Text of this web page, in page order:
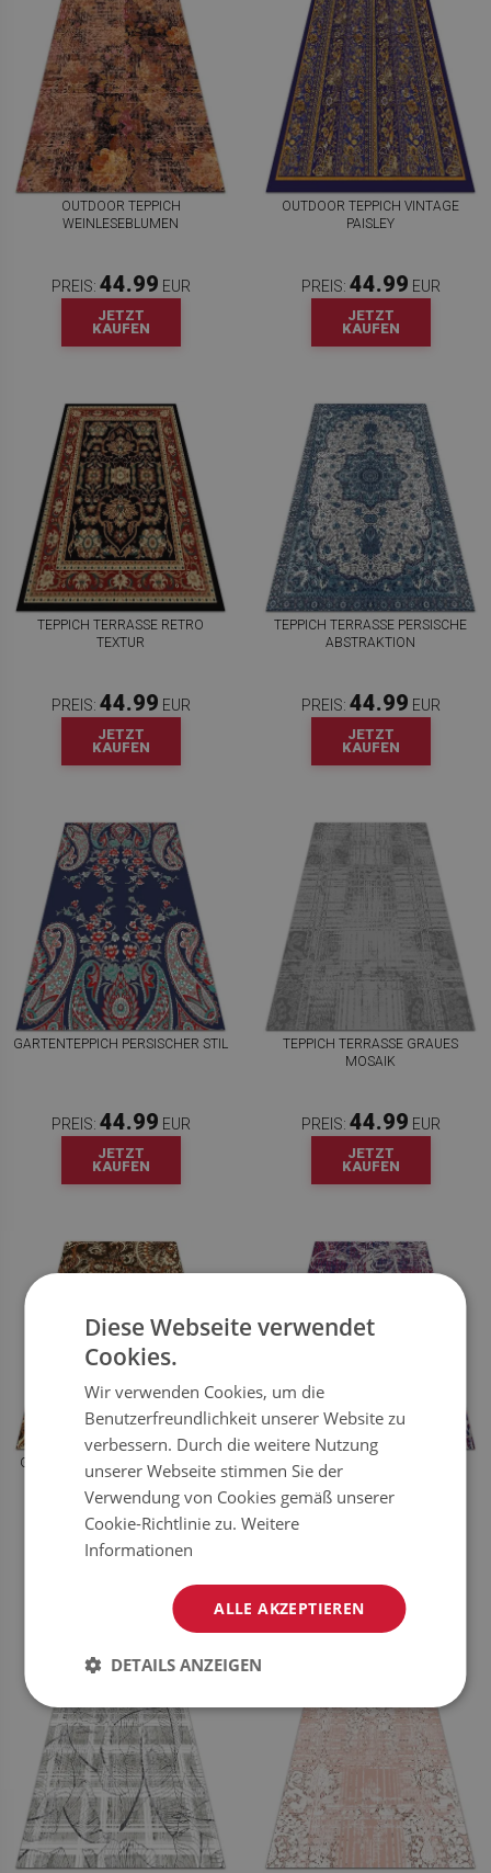
OUTDOOR TEPPICH
WEINLESEBLUMEN
PREIS: 44.99 EUR
JETZT
KAUFEN
OUTDOOR TEPPICH VINTAGE
PAISLEY
PREIS: 44.99 EUR
JETZT
KAUFEN
TEPPICH TERRASSE RETRO
TEXTUR
PREIS: 44.99 EUR
JETZT
KAUFEN
TEPPICH TERRASSE PERSISCHE
ABSTRAKTION
PREIS: 44.99 EUR
JETZT
KAUFEN
GARTENTEPPICH PERSISCHER STIL
PREIS: 44.99 EUR
JETZT
KAUFEN
TEPPICH TERRASSE GRAUES
MOSAIK
PREIS: 44.99 EUR
JETZT
KAUFEN
GARTENTEPPICH PAISLEY RETRO
PREIS: 44.99
OUTDOOR TEPPICH RETRO-
ABSTRAKTION
KAUFEN
Diese Webseite verwendet
Cookies.
Wir verwenden Cookies, um die
Benutzerfreundlichkeit unserer Website zu
verbessern. Durch die weitere Nutzung
unserer Webseite stimmen Sie der
Verwendung von Cookies gemäß unserer
Cookie-Richtlinie zu.Weitere
Informationen
ALLE AKZEPTIEREN
DETAILS ANZEIGEN